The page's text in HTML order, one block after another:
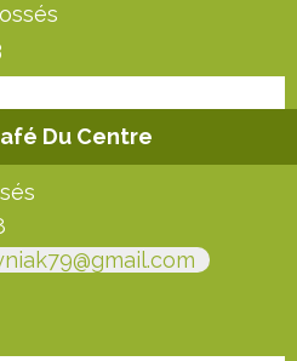
Du Centre